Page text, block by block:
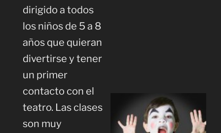
dirigido a todos
los niños de 5 a 8
años que quieran
divertirse y tener
un primer
contacto con el
teatro. Las clases
son muy